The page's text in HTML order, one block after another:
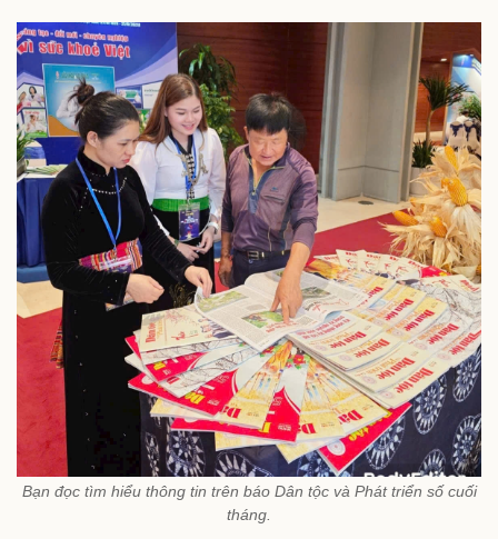
Bạn đọc tìm hiểu thông tin trên báo Dân tộc và Phát triển số cuối
tháng.